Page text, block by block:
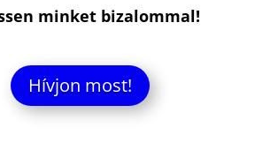
minket bizalommal!
Hívjon most!